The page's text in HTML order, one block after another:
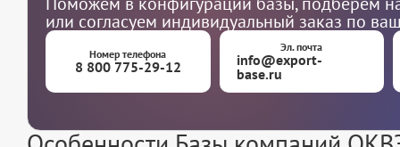
или согласуем индивидуальный заказ по
Номер телефона
8 800 775-29-12
Эл. почта
info@export-
base.ru